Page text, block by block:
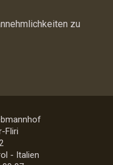
zu
Fliri
- Italien